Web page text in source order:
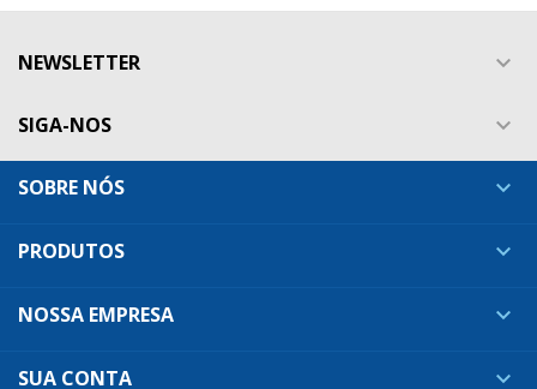
NEWSLETTER 
SIGA-NOS 
SOBRE NÓS 
PRODUTOS 
NOSSA EMPRESA 
SUA CONTA 